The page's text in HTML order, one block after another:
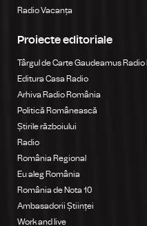
Radio Vacanța
Proiecte editoriale
Târgul de Carte Gaudeamus Radio
Editura Casa Radio
Arhiva Radio România
Politică Românească
Știrile războiului
Radio
România Regional
Eu aleg România
România de Nota 10
Ambasadorii Științei
Work and live